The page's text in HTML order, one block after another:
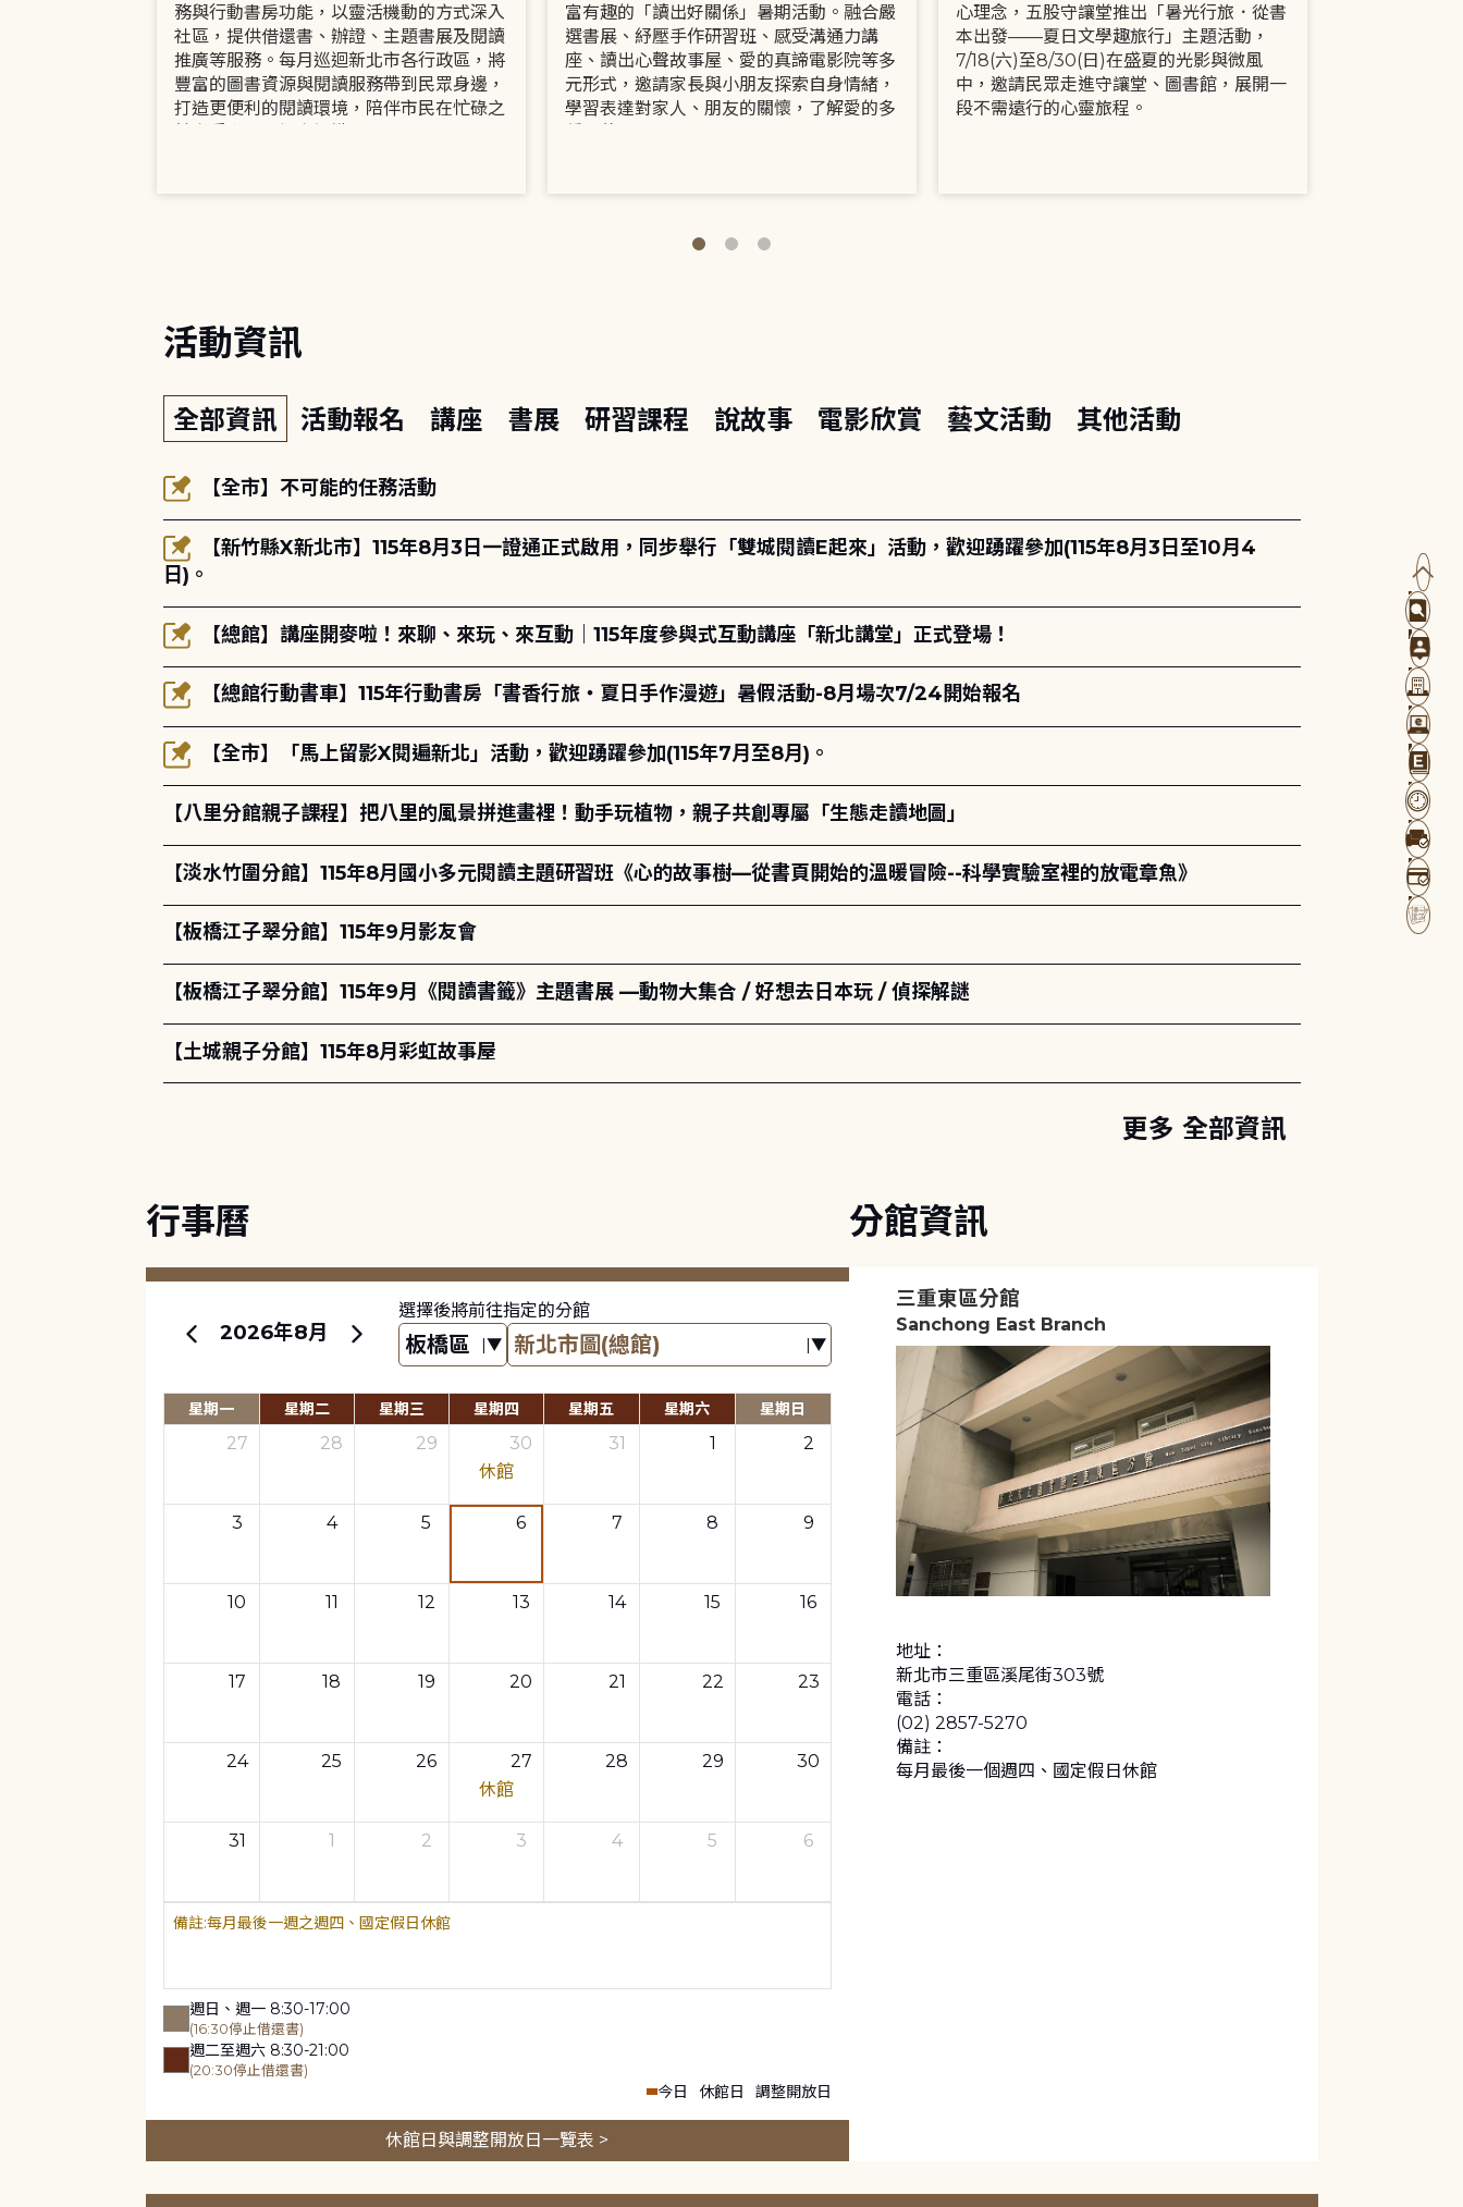
務與行動書房功能，以靈活機動的方式深入
社區，提供借還書、辦證、主題書展及閱讀
推廣等服務。每月巡迴新北市各行政區，將
豐富的圖書資源與閱讀服務帶到民眾身邊，
打造更便利的閱讀環境，陪伴市民在忙碌之
富有趣的「讀出好關係」暑期活動。融合嚴
選書展、紓壓手作研習班、感受溝通力講
座、讀出心聲故事屋、愛的真諦電影院等多
元形式，邀請家長與小朋友探索自身情緒，
學習表達對家人、朋友的關懷，了解愛的多
心理念，五股守讓堂推出「暑光行旅．從書
本出發——夏日文學趣旅行」主題活動，
7/18(六)至8/30(日)在盛夏的光影與微風
中，邀請民眾走進守讓堂、圖書館，展開一
段不需遠行的心靈旅程。
活動資訊
全部資訊 活動報名 講座 書展 研習課程 說故事 電影欣賞 藝文活動 其他活動
【全市】不可能的任務活動
【新竹縣X新北市】115年8月3日一證通正式啟用，同步舉行「雙城閱讀E起來」活動，歡迎踴躍參加(115年8月3日至10月4
日)。
【總館】講座開麥啦！來聊、來玩、來互動｜115年度參與式互動講座「新北講堂」正式登場！
【總館行動書車】115年行動書房「書香行旅・夏日手作漫遊」暑假活動-8月場次7/24開始報名
【全市】「馬上留影X閱遍新北」活動，歡迎踴躍參加(115年7月至8月)。
【八里分館親子課程】把八里的風景拼進畫裡！動手玩植物，親子共創專屬「生態走讀地圖」
【淡水竹圍分館】115年8月國小多元閱讀主題研習班《心的故事樹—從書頁開始的溫暖冒險--科學實驗室裡的放電章魚》
【板橋江子翠分館】115年9月影友會
【板橋江子翠分館】115年9月《閱讀書籤》主題書展 —動物大集合 / 好想去日本玩 / 偵探解謎
【土城親子分館】115年8月彩虹故事屋
更多 全部資訊
行事曆
2026年8月
選擇後將前往指定的分館
星期一 星期二 星期三 星期四 星期五 星期六 星期日
27 28 29
30
休館
31 1 2
3 4 5 6 7 8 9
10 11 12 13 14 15 16
17 18 19 20 21 22 23
24 25 26
27
休館
28 29 30
31 1 2 3 4 5 6
每月最後一週之週四、國定假日休館
週日、週一 8:30-17:00
(16:30停止借還書)
週二至週六 8:30-21:00
(20:30停止借還書)
今日 休館日 調整開放日
休館日與調整開放日一覽表 >
分館資訊
三重東區分館
Sanchong East Branch
地址：
新北市三重區溪尾街303號
電話：
(02) 2857-5270
備註：
每月最後一個週四、國定假日休館